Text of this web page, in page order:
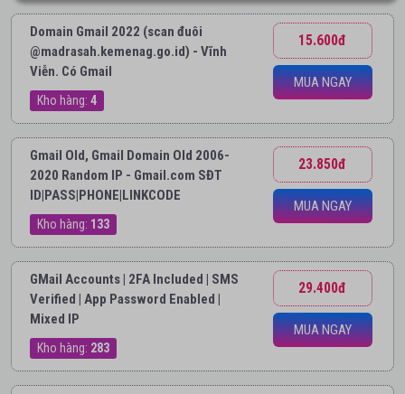
Domain Gmail 2022 (scan đuôi
@madrasah.kemenag.go.id) - Vĩnh
Viễn. Có Gmail
Kho hàng: 4
15.600đ
MUA NGAY
Gmail Old, Gmail Domain Old 2006-
2020 Random IP - Gmail.com SĐT
ID|PASS|PHONE|LINKCODE
Kho hàng: 133
23.850đ
MUA NGAY
GMail Accounts | 2FA Included | SMS
Verified | App Password Enabled |
Mixed IP
Kho hàng: 283
29.400đ
MUA NGAY